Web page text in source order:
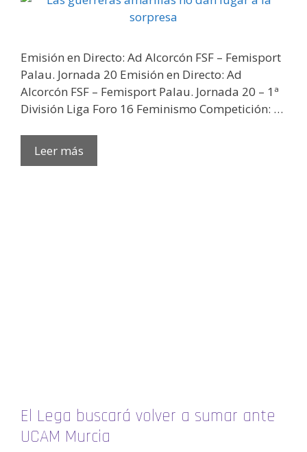
Emisión en Directo: Ad Alcorcón FSF – Femisport
Palau. Jornada 20 Emisión en Directo: Ad
Alcorcón FSF – Femisport Palau. Jornada 20 – 1ª
División Liga Foro 16 Feminismo Competición: …
Leer más
El Lega buscará volver a sumar ante
UCAM Murcia